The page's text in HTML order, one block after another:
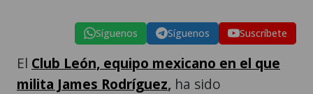
Síguenos Síguenos Suscríbete
El Club León, equipo mexicano en el que
milita James Rodríguez, ha sido